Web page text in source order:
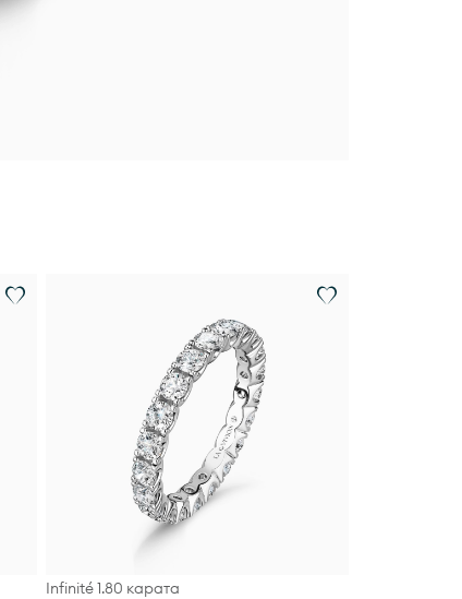
Infinité 1.80 карата